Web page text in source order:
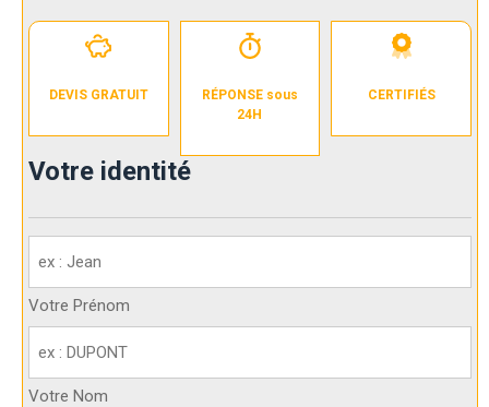
DEVIS GRATUIT
RÉPONSE sous
24H
CERTIFIÉS
Votre identité
identité
(Nécessaire)
Votre Prénom
Votre Nom